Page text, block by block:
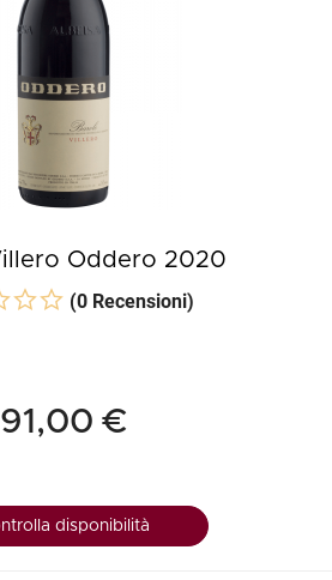
Oddero 2020
(0 Recensioni)
91,00 €
disponibilità